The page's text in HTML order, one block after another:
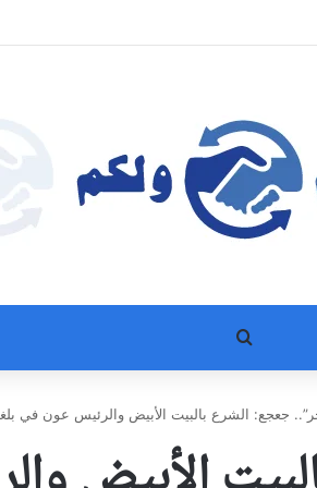
بحث عن
جعجع: الشرع بالبيت الأبيض والرئيس عون في